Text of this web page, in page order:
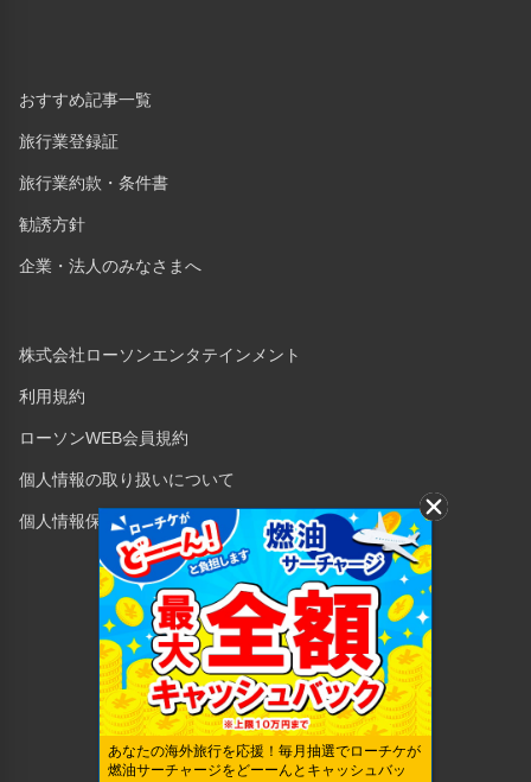
おすすめ記事一覧
旅行業登録証
旅行業約款・条件書
勧誘方針
企業・法人のみなさまへ
株式会社ローソンエンタテインメント
利用規約
ローソンWEB会員規約
個人情報の取り扱いについて
個人情報保護方針
Copyright © 1998 Lawson Entertainment, Inc.
あなたの海外旅行を応援！毎月抽選でローチケが
燃油サーチャージをどーーんとキャッシュバッ